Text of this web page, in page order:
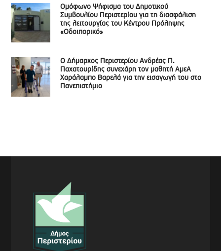
Ομόφωνο Ψήφισμα του Δημοτικού
Συμβουλίου Περιστερίου για τη διασφάλιση
της λειτουργίας του Κέντρου Πρόληψης
«Οδοιπορικό»
Ο Δήμαρχος Περιστερίου Ανδρέας Π.
Παχατουρίδης συνεχάρη τον μαθητή ΑμεΑ
Χαράλαμπο Βαρελά για την εισαγωγή του στο
Πανεπιστήμιο